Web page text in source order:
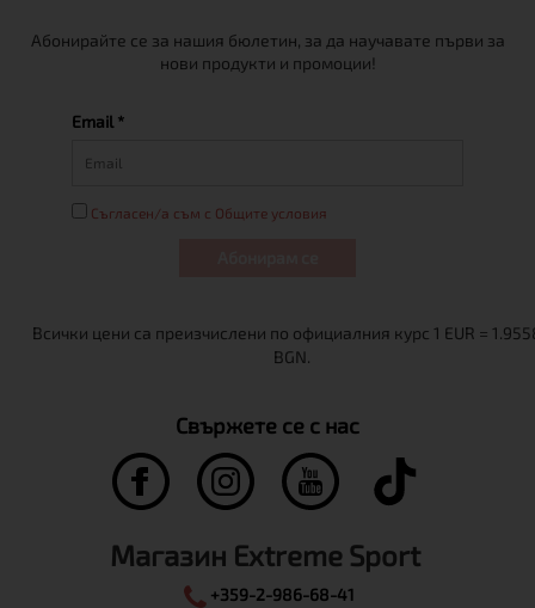
Абонирайте се за нашия бюлетин, за да научавате първи за
нови продукти и промоции!
Email *
Съгласен/а съм с Общите условия
Свържете се с нас
Магазин Extreme Sport
+359-2-986-68-41